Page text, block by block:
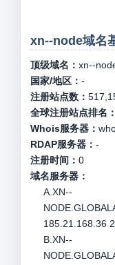
xn--node域名
顶级域名： xn--
国家/地区： -
注册站点数：
全球注册站点排名：
Whois服务器：
RDAP服务器： -
注册时间： 0
域名服务器：
A.XN--
185.21.168.36
B.XN--